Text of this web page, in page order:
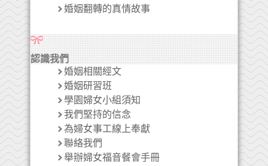
婚姻翻轉的真情故事
認識我們
婚姻相關經文
婚姻研習班
學園婦女小組須知
我們堅持的信念
為婦女事工線上奉獻
聯絡我們
舉辦婦女福音餐會手冊